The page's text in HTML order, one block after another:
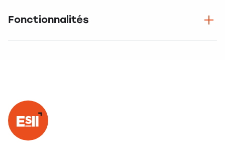
Fonctionnalités